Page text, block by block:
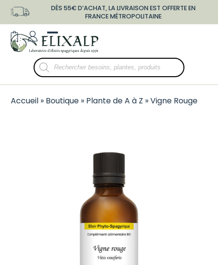
Skip
content
DÈS 55€ D’ACHAT, LA LIVRAISON EST OFFERTE EN
FRANCE MÉTROPOLITAINE
shopping-
bag
user-
o
Open
mobile
menu
Close
mobile
menu
Recherche
de
produits
Accueil » Boutique » Plante de A à Z »Vigne Rouge